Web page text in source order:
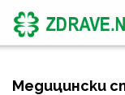
Медицински